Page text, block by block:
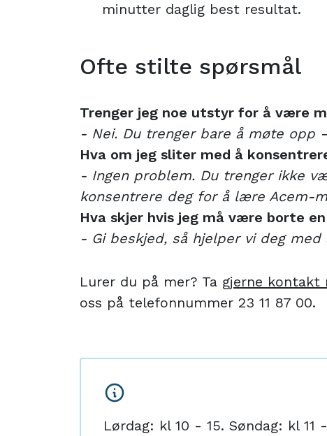
minutter daglig best resultat.
Ofte stilte spørsmål
Trenger jeg noe utstyr for å være
- Nei. Du trenger bare å møte opp
Hva om jeg sliter med å
- Ingen problem. Du trenger ikke
konsentrere deg for å lære Acem-
Hva skjer hvis jeg må være borte
- Gi beskjed, så hjelper vi deg med
Lurer du på mer? Ta gjerne kontakt
oss på telefonnummer 23 11 87 00.
Lørdag: kl 10 - 15. Søndag: kl 11